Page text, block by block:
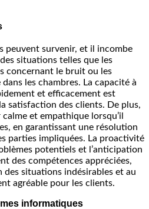
peuvent survenir, et il incombe
situations telles que les
concernant le bruit ou les
les chambres. La capacité à
et efficacement est
satisfaction des clients. De plus,
et empathique lorsqu’il
en garantissant une résolution
parties impliquées. La proactivité
potentiels et l’anticipation
des compétences appréciées,
situations indésirables et au
agréable pour les clients.
informatiques